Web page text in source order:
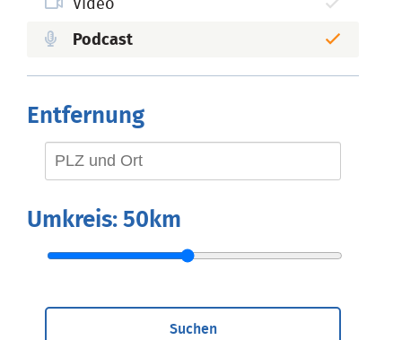
Video
Podcast
Entfernung
Umkreis: 50km
Suchen